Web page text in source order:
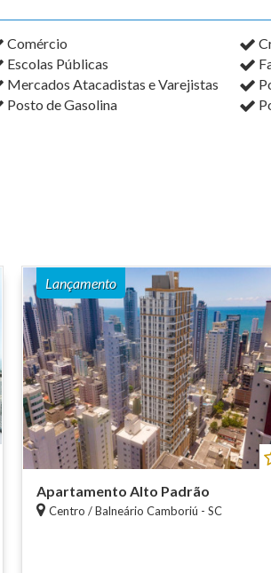
Comércio
Escolas Públicas
Mercados Atacadistas e Varejistas
Posto de Gasolina
Lançamento
Apartamento Alto Padrão
Centro / Balneário Camboriú - SC